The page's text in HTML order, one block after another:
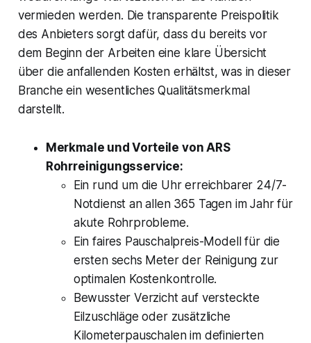
vermieden werden. Die transparente Preispolitik
des Anbieters sorgt dafür, dass du bereits vor
dem Beginn der Arbeiten eine klare Übersicht
über die anfallenden Kosten erhältst, was in dieser
Branche ein wesentliches Qualitätsmerkmal
darstellt.
Merkmale und Vorteile von ARS
Rohrreinigungsservice:
Ein rund um die Uhr erreichbarer 24/7-
Notdienst an allen 365 Tagen im Jahr für
akute Rohrprobleme.
Ein faires Pauschalpreis-Modell für die
ersten sechs Meter der Reinigung zur
optimalen Kostenkontrolle.
Bewusster Verzicht auf versteckte
Eilzuschläge oder zusätzliche
Kilometerpauschalen im definierten